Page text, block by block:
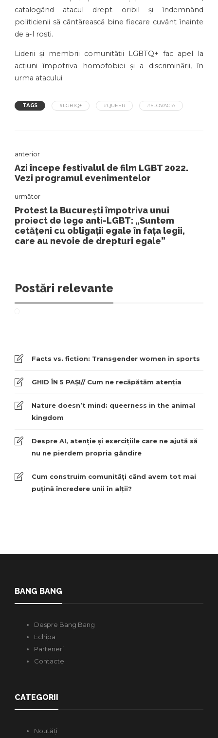
catalogând atacul drept oribil și îndemnând
politicienii să cântărească bine fiecare cuvânt înainte
de a-l rosti.
Liderii și membrii comunității LGBTQ+ fac apel la
acțiuni împotriva homofobiei și a discriminării, în
urma atacului.
TAGS #LGBTQ+ #QUEER #SLOVACIA
anterior
Azi începe festivalul de film LGBT 2022.
Vezi programul evenimentelor
următor
Protest la București împotriva unui
proiect de lege anti-LGBT: „Suntem
cetățeni cu obligații egale în fața legii,
care au nevoie de drepturi egale”
Postări relevante
Facts vs. fiction: Transgender women in sports
GHID ÎN 5 PAȘI// Cum ne recăpătăm atenția
Nature doesn’t mind: queerness in the animal
kingdom
Despre AI, atenție și exercițiile care ne ajută să
nu ne pierdem propria gândire
Cum construim comunități când avem tot mai
puțină încredere unii în alții?
BANG BANG
Despre Bang Bang
Echipa
Parteneri
Contacte
CATEGORII
Noutăți